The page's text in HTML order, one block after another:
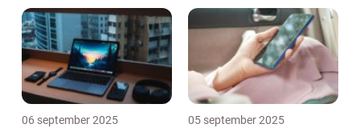
06 september 2025 05 september 2025